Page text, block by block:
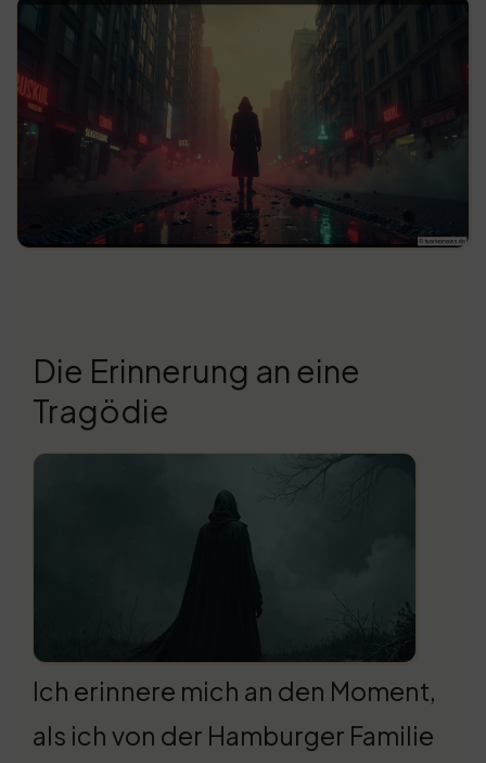
Die Erinnerung an eine
Tragödie
Ich erinnere mich an den Moment,
als ich von der Hamburger Familie